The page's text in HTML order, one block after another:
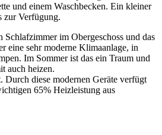
und einem Waschbecken. Ein kleiner
zur Verfügung.
Schlafzimmer im Obergeschoss und das
eine sehr moderne Klimaanlage, in
Im Sommer ist das ein Traum und
auch heizen.
Durch diese modernen Geräte verfügt
65% Heizleistung aus